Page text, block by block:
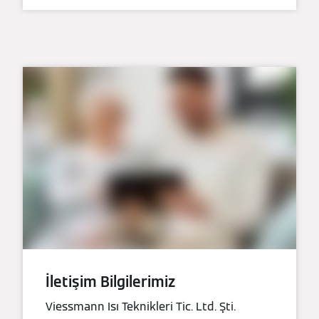
İletişim Bilgilerimiz
Viessmann Isı Teknikleri Tic. Ltd. Şti.